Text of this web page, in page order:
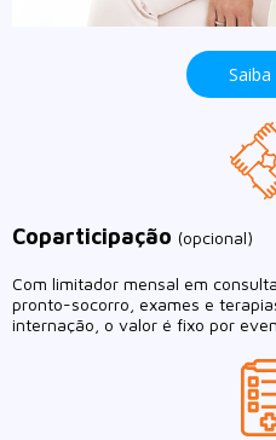
Coparticipação (opcional)
Com limitador mensal em
pronto-socorro, exames e
internação, o valor é fixo por